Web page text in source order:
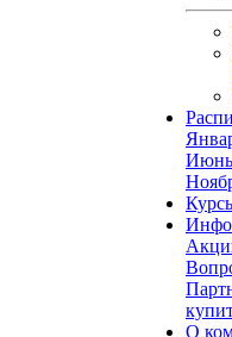
Июнь
Инфо
О